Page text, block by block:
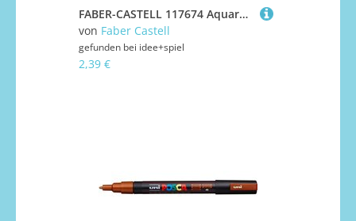
FABER-CASTELL 117674 Aquarellstift A.Dürer Farbe 174 chromoxydgrün stumpf
von Faber Castell
gefunden bei idee+spiel
2,39 €